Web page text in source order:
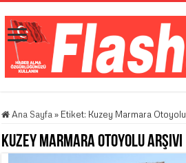
Ana Sayfa » Etiket: Kuzey Marmara Otoyolu
Kuzey Marmara OtoyoluArşivi